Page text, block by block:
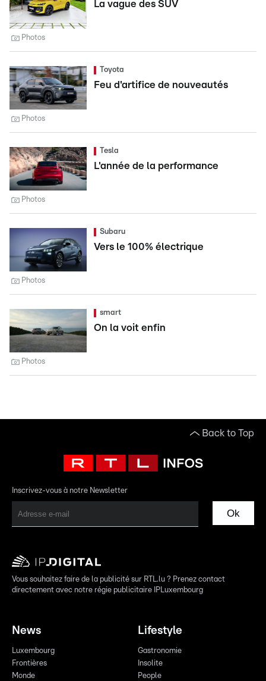
La vague des SUV
Photos
Toyota
Feu d'artifice de nouveautés
Photos
Tesla
L'année de la performance
Photos
Subaru
Vers le 100% électrique
Photos
smart
On la voit enfin
Photos
Back to Top
Inscrivez-vous à notre Newsletter
Ok
Vous souhaitez faire de la publicité sur RTL.lu ? Prenez contact
directement avec notre régie publicitaire IPLuxembourg
News
Luxembourg
Frontières
Monde
Lifestyle
Gastronomie
Insolite
People